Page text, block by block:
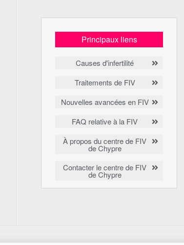
Principaux liens
Causes d'infertilité
Traitements de FIV
Nouvelles avancées en FIV
FAQ relative à la FIV
À propos du centre de FIV
de Chypre
Contacter le centre de FIV
de Chypre